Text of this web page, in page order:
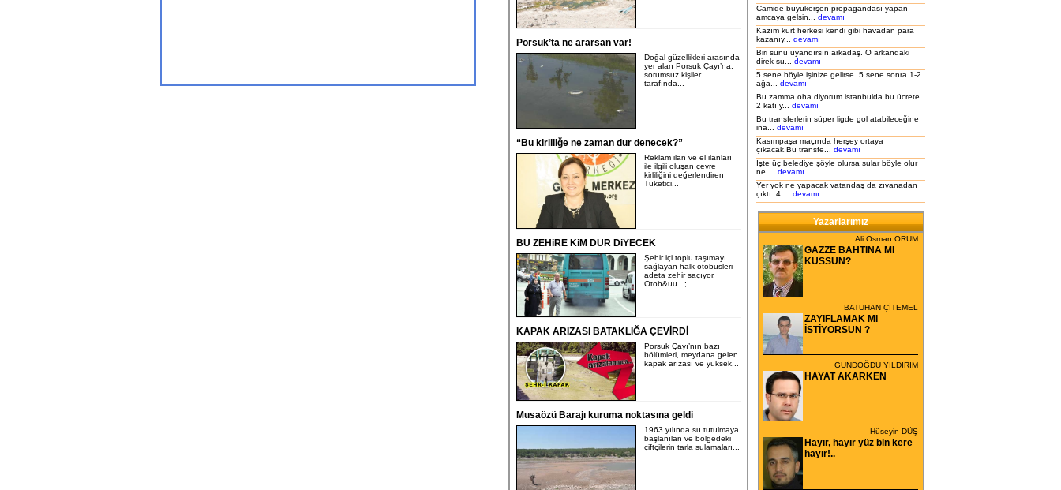
Porsuk’ta ne ararsan var!
Doğal güzellikleri arasında
yer alan Porsuk Çayı’na,
sorumsuz kişiler
tarafında...
“Bu kirliliğe ne zaman dur denecek?”
Reklam ilan ve el ilanları
ile ilgili oluşan çevre
kirliliğini değerlendiren
Tüketici...
BU ZEHiRE KiM DUR DiYECEK
Şehir içi toplu taşımayı
sağlayan halk otobüsleri
adeta zehir saçıyor.
Otob&uu...;
KAPAK ARIZASI BATAKLIĞA ÇEVİRDİ
Porsuk Çayı’nın bazı
bölümleri, meydana gelen
kapak arızası ve yüksek...
Musaözü Barajı kuruma noktasına geldi
1963 yılında su tutulmaya
başlanılan ve bölgedeki
çiftçilerin tarla sulamaları...
Camide büyükerşen propagandası yapan
amcaya gelsin... devamı
Kazım kurt herkesi kendi gibi havadan para
kazanıy... devamı
Biri sunu uyandırsın arkadaş. O arkandaki
direk su... devamı
5 sene böyle işinize gelirse. 5 sene sonra 1-2
ağa... devamı
Bu zamma oha diyorum istanbulda bu ücrete
2 katı y... devamı
Bu transferlerin süper ligde gol atabileceğine
ina... devamı
Kasımpaşa maçında herşey ortaya
çıkacak.Bu transfe... devamı
Işte üç belediye şöyle olursa sular böyle olur
ne ... devamı
Yer yok ne yapacak vatandaş da zıvanadan
çıktı. 4 ... devamı
Yazarlarımız
Ali Osman ORUM
GAZZE BAHTINA MI
KÜSSÜN?
BATUHAN ÇİTEMEL
ZAYIFLAMAK MI
İSTİYORSUN ?
GÜNDOĞDU YILDIRIM
HAYAT AKARKEN
Hüseyin DÜŞ
Hayır, hayır yüz bin kere
hayır!..